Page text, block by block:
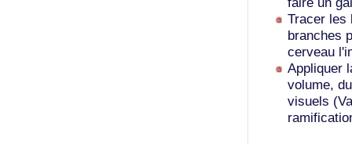
Tracer les
branches
cerveau
Appliquer
volume,
visuels